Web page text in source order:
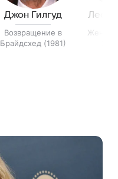
Джон Гилгуд
Возвращение в
Брайдсхед (1981)